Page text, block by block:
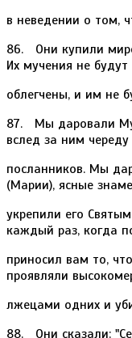
в неведении о том,
86. Они купили
Их мучения не будут
облегчены, и им не
87. Мы даровали
вслед за ним череду
посланников. Мы
(Марии), ясные
укрепили его
каждый раз, когда
приносил вам то,
проявляли
лжецами одних и
88. Они сказали: